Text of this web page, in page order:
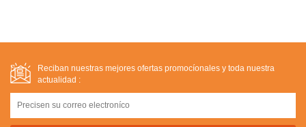
Reciban nuestras mejores ofertas promocíonales y toda nuestra
actualidad :